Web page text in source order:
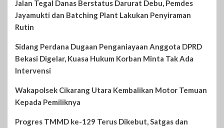
Jalan Tegal Danas Berstatus Darurat Debu, Pemdes
Jayamukti dan Batching Plant Lakukan Penyiraman
Rutin
Sidang Perdana Dugaan Penganiayaan Anggota DPRD
Bekasi Digelar, Kuasa Hukum Korban Minta Tak Ada
Intervensi
Wakapolsek Cikarang Utara Kembalikan Motor Temuan
Kepada Pemiliknya
Progres TMMD ke-129 Terus Dikebut, Satgas dan